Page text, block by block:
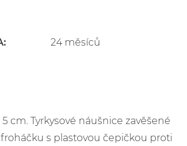
24 měsíců
5 cm. Tyrkysové náušnice zavěšené
s plastovou čepičkou proti